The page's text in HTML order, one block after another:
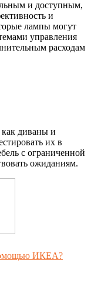
и доступным,
и
лампы могут
управления
расходам
как диваны и
их в
с ограниченной
ожиданиям.
ИКЕА?